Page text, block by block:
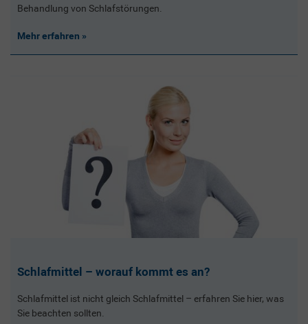
Behandlung von Schlafstörungen.
Mehr erfahren
Schlafmittel – worauf kommt es an?
Schlafmittel ist nicht gleich Schlafmittel – erfahren Sie hier, was
Sie beachten sollten.